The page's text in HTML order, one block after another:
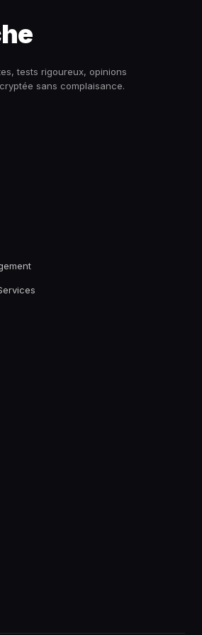
tests rigoureux, opinions
sans complaisance.